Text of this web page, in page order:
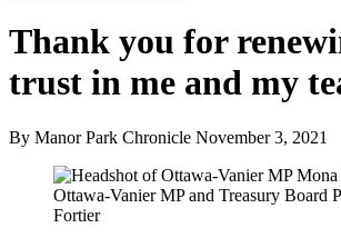
Thank you for
trust in me and my
By Manor Park Chronicle November 3, 2021
Ottawa-Vanier MP and Treasury Board
Fortier